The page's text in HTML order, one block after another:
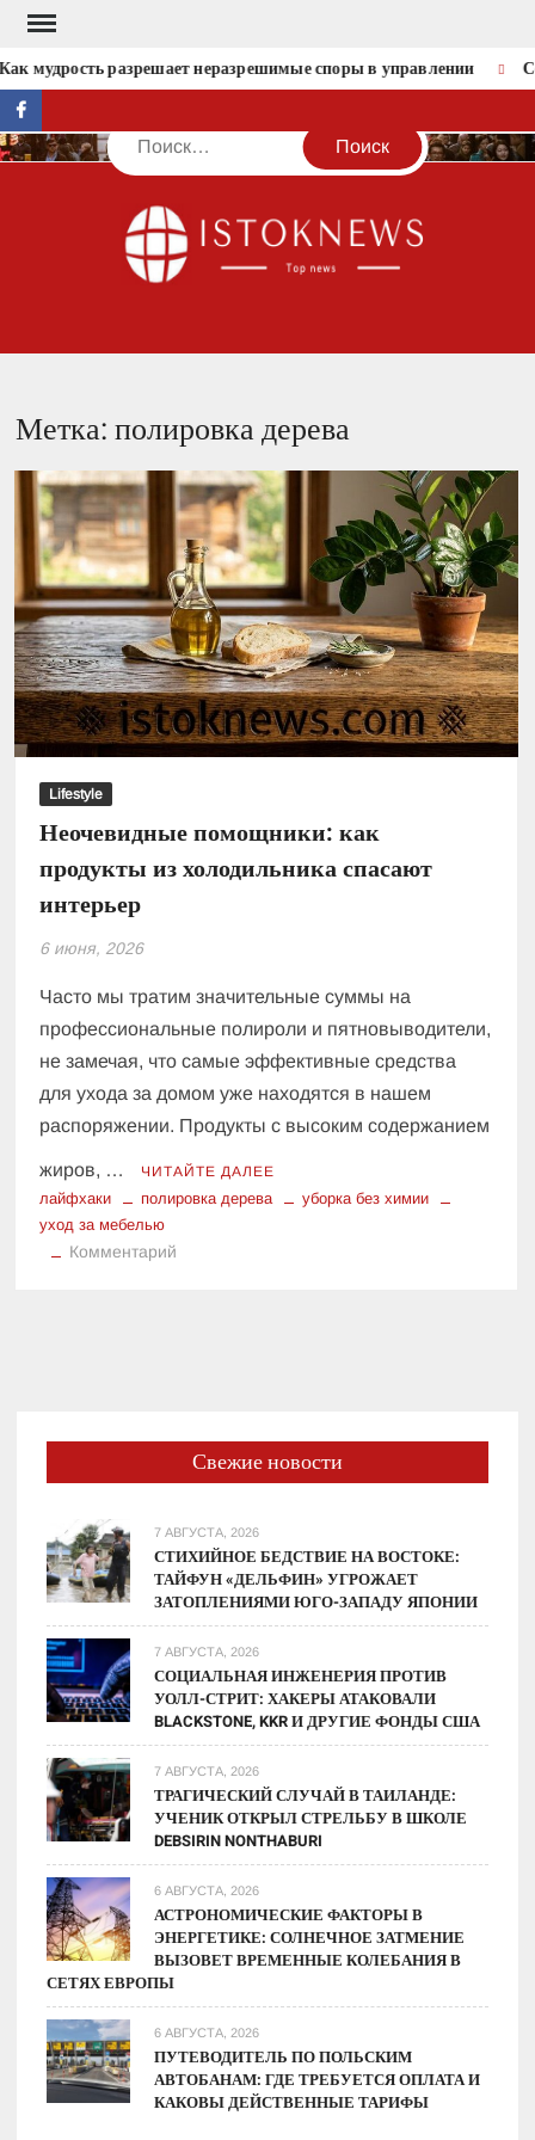
Перейти
содержимому
мудрость разрешает неразрешимые споры в управлении
facebook
Поиск
Метка:полировка дерева
Lifestyle
Неочевидные помощники: как
продукты из холодильника спасают
интерьер
6 июня, 2026
Часто мы тратим значительные суммы на
профессиональные полироли и пятновыводители,
не замечая, что самые эффективные средства
для ухода за домом уже находятся в нашем
распоряжении. Продукты с высоким содержанием
жиров, … ЧИТАЙТЕ ДАЛЕЕ
лайфхаки полировка дерева
уборка без химии
уход за мебелью
Комментарий
спасают
интерьер
Свежие новости
7 АВГУСТА, 2026
СТИХИЙНОЕ БЕДСТВИЕ НА ВОСТОКЕ:
ТАЙФУН «ДЕЛЬФИН» УГРОЖАЕТ
ЗАТОПЛЕНИЯМИ ЮГО-ЗАПАДУ ЯПОНИИ
7 АВГУСТА, 2026
СОЦИАЛЬНАЯ ИНЖЕНЕРИЯ ПРОТИВ
УОЛЛ-СТРИТ: ХАКЕРЫ АТАКОВАЛИ
BLACKSTONE, KKR И ДРУГИЕ ФОНДЫ США
7 АВГУСТА, 2026
ТРАГИЧЕСКИЙ СЛУЧАЙ В ТАИЛАНДЕ:
УЧЕНИК ОТКРЫЛ СТРЕЛЬБУ В ШКОЛЕ
DEBSIRIN NONTHABURI
6 АВГУСТА, 2026
АСТРОНОМИЧЕСКИЕ ФАКТОРЫ В
ЭНЕРГЕТИКЕ: СОЛНЕЧНОЕ ЗАТМЕНИЕ
ВЫЗОВЕТ ВРЕМЕННЫЕ КОЛЕБАНИЯ В
СЕТЯХ ЕВРОПЫ
6 АВГУСТА, 2026
ПУТЕВОДИТЕЛЬ ПО ПОЛЬСКИМ
АВТОБАНАМ: ГДЕ ТРЕБУЕТСЯ ОПЛАТА И
КАКОВЫ ДЕЙСТВЕННЫЕ ТАРИФЫ